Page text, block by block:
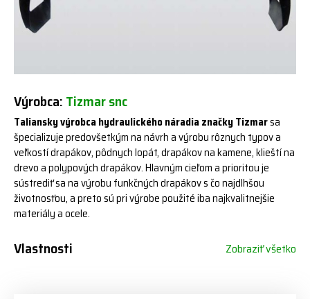
Výrobca:Tizmar snc
Taliansky výrobca hydraulického náradia značky Tizmarsa
špecializuje predovšetkým na návrh a výrobu rôznych typov a
veľkostí drapákov, pôdnych lopát, drapákov na kamene, klieští na
drevo a polypových drapákov. Hlavným cieľom a prioritou je
sústrediť sa na výrobu funkčných drapákov s čo najdlhšou
životnosťou, a preto sú pri výrobe použité iba najkvalitnejšie
materiály a ocele.
Vlastnosti Zobraziť všetko